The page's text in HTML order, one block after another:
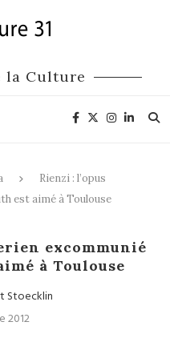
la Culture
Rienzi : l’opus
est aimé à Toulouse
excommunié
à Toulouse
Stoecklin
2012